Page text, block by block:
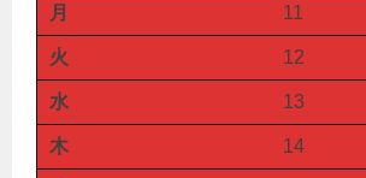
月 11
火 12
水 13
木 14